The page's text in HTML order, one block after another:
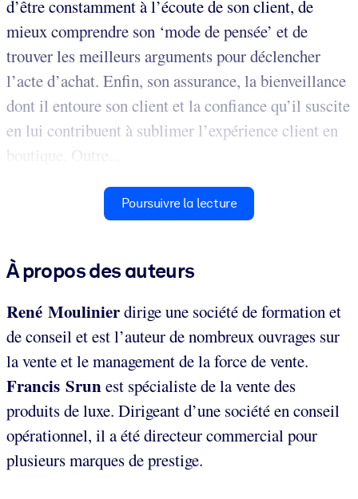
d’être constamment à l’écoute de son client, de
mieux comprendre son ‘mode de pensée’ et de
trouver les meilleurs arguments pour déclencher
l’acte d’achat. Enfin, son assurance, la bienveillance
dont il entoure son client et la confiance qu’il suscite
en lui contribuent à sublimer l’expérience client en
boutique. Outre...
Poursuivre la lecture
À propos des auteurs
René Moulinierdirige une société de formation et
de conseil et est l’auteur de nombreux ouvrages sur
la vente et le management de la force de vente.
Francis Srunest spécialiste de la vente des
produits de luxe. Dirigeant d’une société en conseil
opérationnel, il a été directeur commercial pour
plusieurs marques de prestige.